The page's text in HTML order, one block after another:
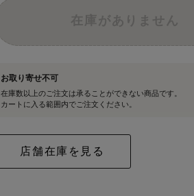
お取り寄せ不可
在庫数以上のご注文は承ることができない商品です。
カートに入る範囲内でご注文ください。